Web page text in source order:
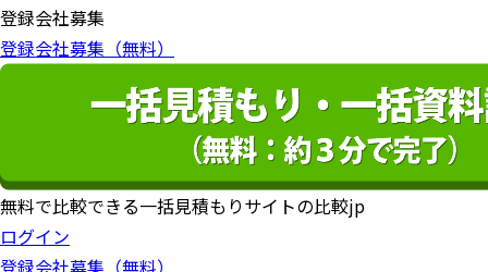
登録会社募集
登録会社募集（無料）
無料で比較できる一括見積もりサイトの比較jp
ログイン
登録会社募集（無料）